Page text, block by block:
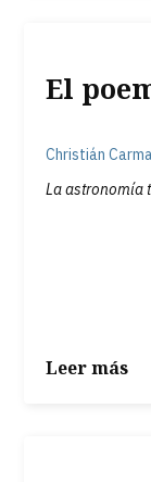
El
Christián
La astronomía
Leer más